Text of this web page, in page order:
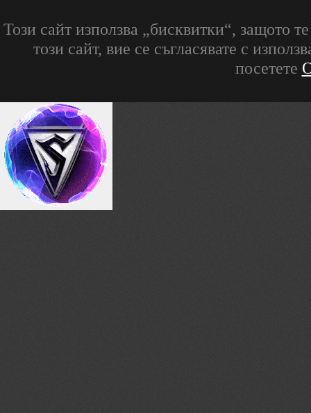
Този сайт използва „бисквитки“, защото
този сайт, вие се съгласявате с
посетете